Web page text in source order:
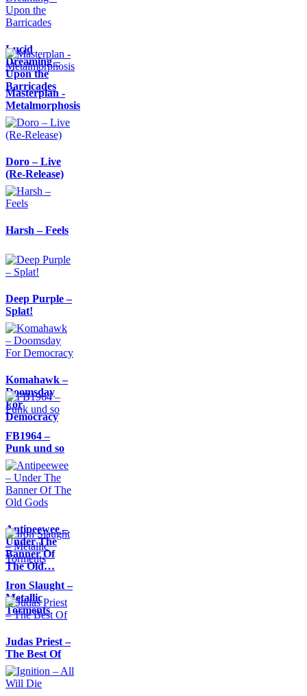
Lucid
Dreaming –
Upon the
Barricades
Masterplan -
Metalmorphosis
Doro – Live
(Re-Release)
Harsh – Feels
Deep Purple –
Splat!
Komahawk –
Doomsday
For
Democracy
FB1964 –
Punk und so
Antipeewee –
Under The
Banner Of
The Old…
Iron Slaught –
Metallic
Torments
Judas Priest –
The Best Of